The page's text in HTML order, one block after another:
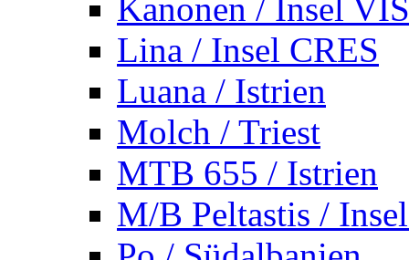
Kanonen / Insel VIS
Lina / Insel CRES
Luana / Istrien
Molch / Triest
MTB 655 / Istrien
M/B Peltastis /